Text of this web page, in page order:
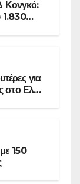
Κονγκό:
1.830
για
στο Ελ
150